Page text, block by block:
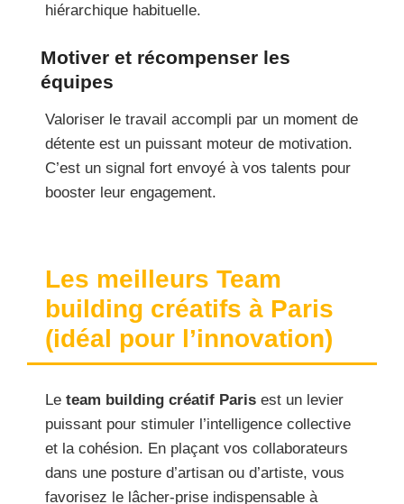
hiérarchique habituelle.
Motiver et récompenser les
équipes
Valoriser le travail accompli par un moment de
détente est un puissant moteur de motivation.
C’est un signal fort envoyé à vos talents pour
booster leur engagement.
Les meilleurs Team
building créatifs à Paris
(idéal pour l’innovation)
Le team building créatif Paris est un levier
puissant pour stimuler l’intelligence collective
et la cohésion. En plaçant vos collaborateurs
dans une posture d’artisan ou d’artiste, vous
favorisez le lâcher-prise indispensable à